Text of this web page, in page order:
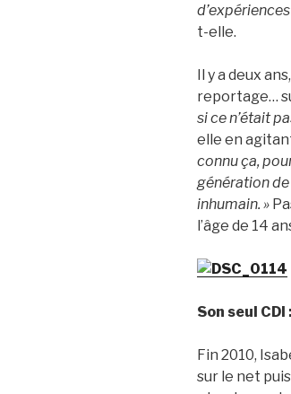
t-elle.
Il y a deux
reportage…
si ce n’était
elle en
connu ça,
génération
inhumain. »
l’âge de 14
Son seul
Fin 2010,
sur le net